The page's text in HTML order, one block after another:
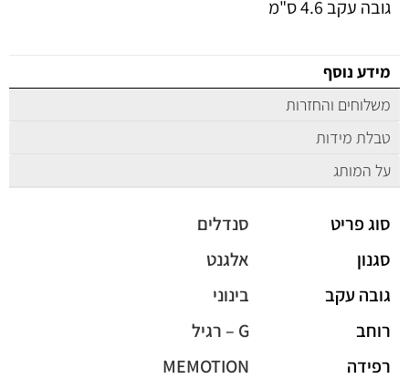
גובה עקב 4.6 ס"מ
מידע נוסף
משלוחים והחזרות
טבלת מידות
על המותג
סוג פריט
סנדלים
סגנון
אלגנט
גובה עקב
בינוני
רוחב
G – רגיל
רפידה
MEMOTION